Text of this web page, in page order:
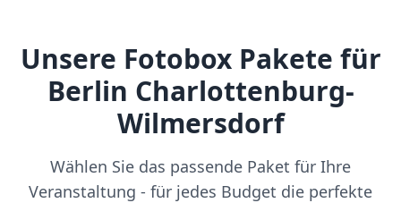
Unsere Fotobox Pakete für
Berlin Charlottenburg-
Wilmersdorf
Wählen Sie das passende Paket für Ihre
Veranstaltung - für jedes Budget die perfekte